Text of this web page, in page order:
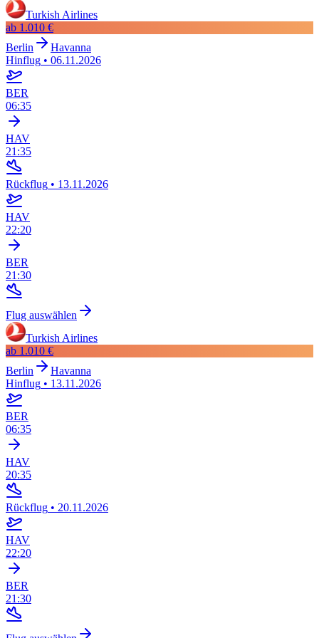
Turkish Airlines
ab 1.010 €
Berlin
Havanna
Hinflug • 06.11.2026
BER
06:35
HAV
21:35
Rückflug • 13.11.2026
HAV
22:20
BER
21:30
Flug auswählen
Turkish Airlines
ab 1.010 €
Berlin
Havanna
Hinflug • 13.11.2026
BER
06:35
HAV
20:35
Rückflug • 20.11.2026
HAV
22:20
BER
21:30